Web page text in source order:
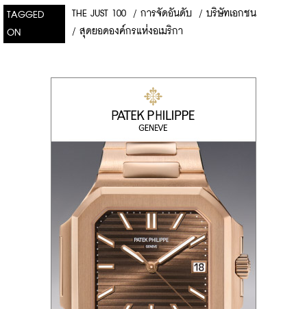
TAGGED
ON
THE JUST 100 / การจัดอันดับ / บริษัทเอกชน
/ สุดยอดองค์กรแห่งอเมริกา